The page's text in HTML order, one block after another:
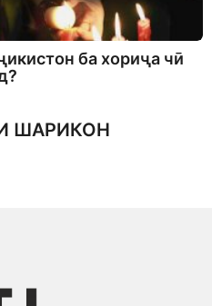
ба хориҷа чӣ
ШАРИКОН